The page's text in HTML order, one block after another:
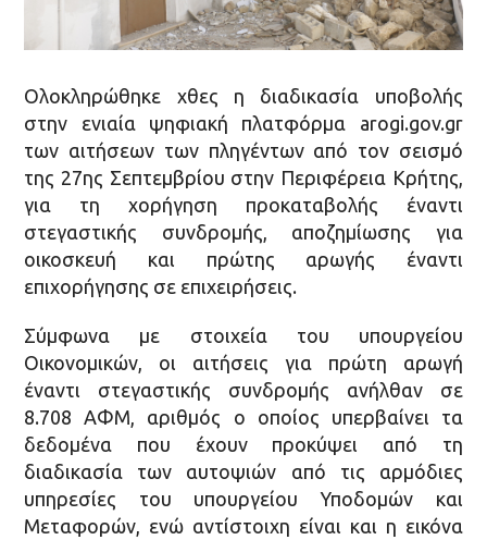
Ολοκληρώθηκε χθες η διαδικασία υποβολής
στην ενιαία ψηφιακή πλατφόρμα arogi.gov.gr
των αιτήσεων των πληγέντων από τον σεισμό
της 27ης Σεπτεμβρίου στην Περιφέρεια Κρήτης,
για τη χορήγηση προκαταβολής έναντι
στεγαστικής συνδρομής, αποζημίωσης για
οικοσκευή και πρώτης αρωγής έναντι
επιχορήγησης σε επιχειρήσεις.
Σύμφωνα με στοιχεία του υπουργείου
Οικονομικών, οι αιτήσεις για πρώτη αρωγή
έναντι στεγαστικής συνδρομής ανήλθαν σε
8.708 ΑΦΜ, αριθμός ο οποίος υπερβαίνει τα
δεδομένα που έχουν προκύψει από τη
διαδικασία των αυτοψιών από τις αρμόδιες
υπηρεσίες του υπουργείου Υποδομών και
Μεταφορών, ενώ αντίστοιχη είναι και η εικόνα